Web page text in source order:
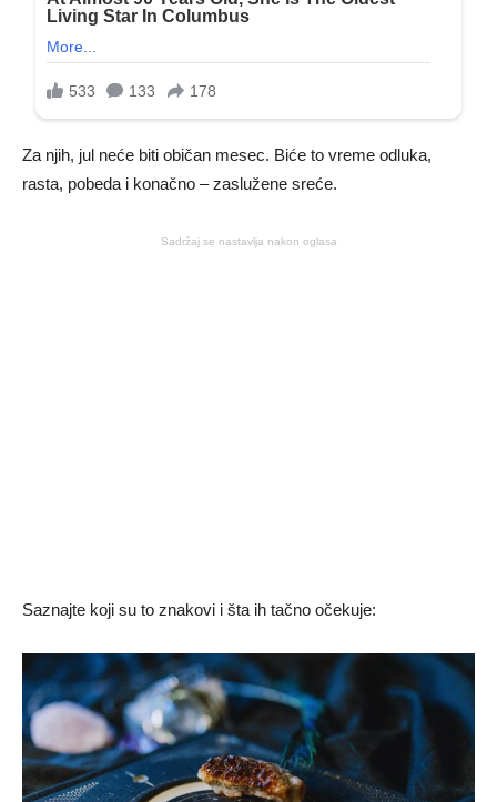
Za njih, jul neće biti običan mesec. Biće to vreme odluka,
rasta, pobeda i konačno – zaslužene sreće.
Sadržaj se nastavlja nakon oglasa
Saznajte koji su to znakovi i šta ih tačno očekuje: